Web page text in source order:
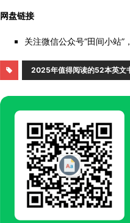
网盘链接
关注微信公众号“田间小站”
2025年值得阅读的52本英文